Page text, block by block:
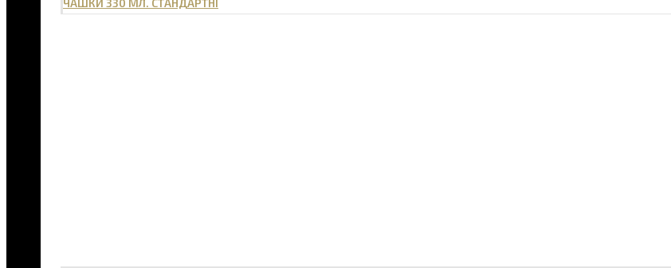
ЧАШКИ 330 МЛ. СТАНДАРТНІ